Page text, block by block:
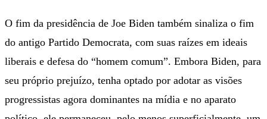
O fim da presidência de Joe Biden também sinaliza o fim
do antigo Partido Democrata, com suas raízes em ideais
liberais e defesa do “homem comum”. Embora Biden, para
seu próprio prejuízo, tenha optado por adotar as visões
progressistas agora dominantes na mídia e no aparato